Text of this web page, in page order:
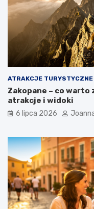
ATRAKCJE TURYSTYCZNE
Zakopane – co warto
atrakcje i widoki
6 lipca 2026